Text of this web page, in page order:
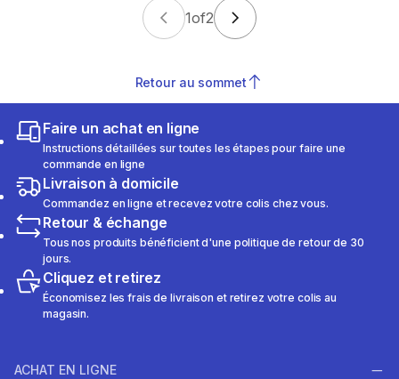
1of2
Retour au sommet
Faire un achat en ligne
Instructions détaillées sur toutes les étapes pour faire une
commande en ligne
Livraison à domicile
Commandez en ligne et recevez votre colis chez vous.
Retour & échange
Tous nos produits bénéficient d'une politique de retour de 30
jours.
Cliquez et retirez
Économisez les frais de livraison et retirez votre colis au
magasin.
ACHAT EN LIGNE